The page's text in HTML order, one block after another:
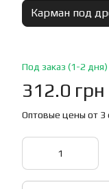
Карман под
Под заказ (1-2 дня)
312.0 грн
Оптовые цены от 3